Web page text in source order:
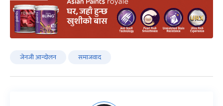
जेनजी आन्दोलन समाजवाद